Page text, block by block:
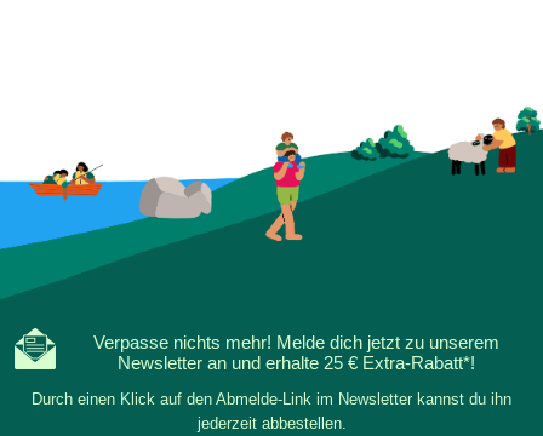
Verpasse nichts mehr! Melde dich jetzt zu unserem
Newsletter an und erhalte 25 € Extra-Rabatt*!
Durch einen Klick auf den Abmelde-Link im Newsletter kannst du ihn
jederzeit abbestellen.